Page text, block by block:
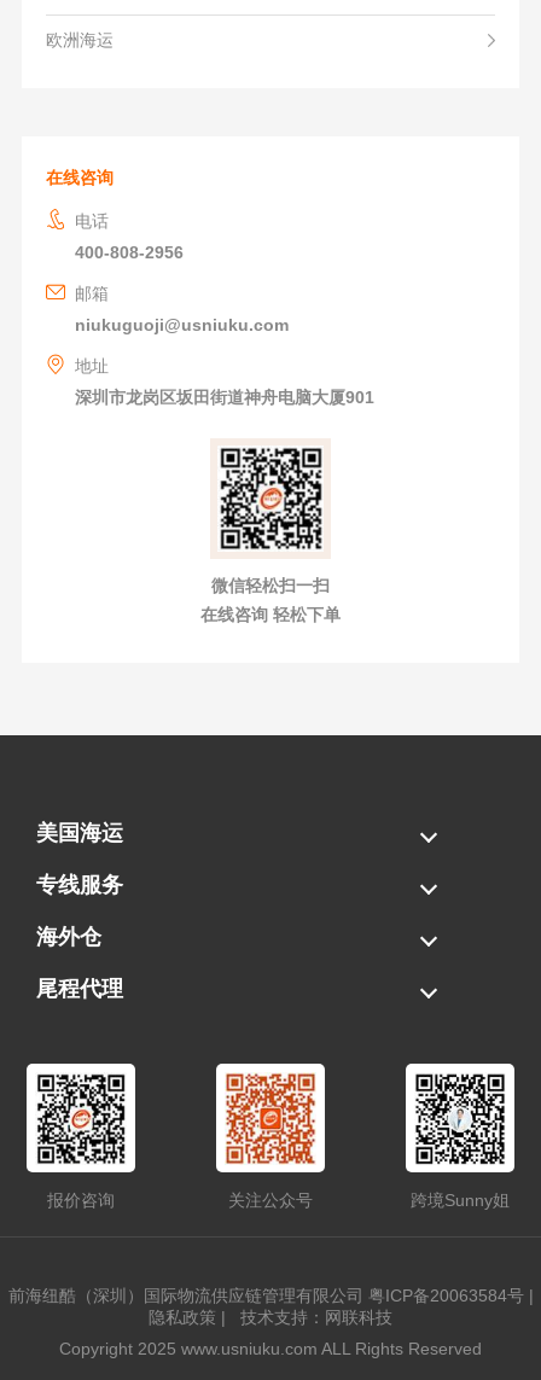
欧洲海运
在线咨询
电话
400-808-2956
邮箱
niukuguoji@usniuku.com
地址
深圳市龙岗区坂田街道神舟电脑大厦901
微信轻松扫一扫
在线咨询 轻松下单
美国海运
海运拼柜
海运整柜
美国海卡
加拿大海运
专线服务
FBA专线直送
超大件专线
AWD专线
电池专线
海外仓
一件代发
FBA中转
贴标换标
拆柜/存储
尾程代理
报价咨询 关注公众号 跨境Sunny姐
前海纽酷（深圳）国际物流供应链管理有限公司 粤ICP备20063584号|
隐私政策 |
技术支持：网联科技
Copyright 2025 www.usniuku.com ALL Rights Reserved